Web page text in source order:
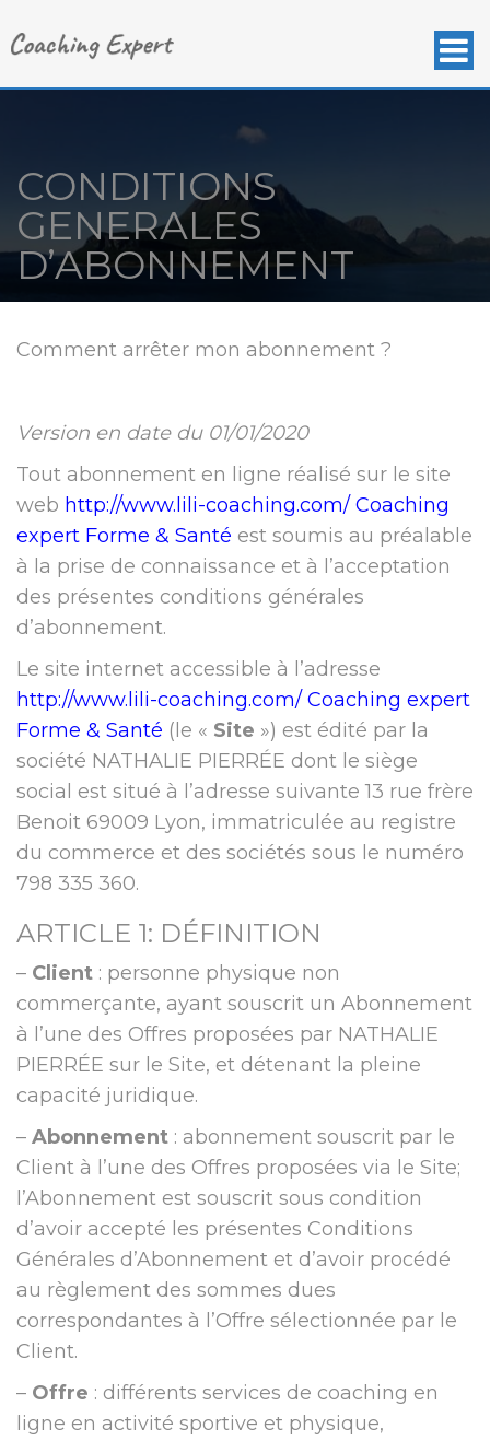
CONDITIONS
GENERALES
D’ABONNEMENT
Comment arrêter mon abonnement ?
Version en date du 01/01/2020
Tout abonnement en ligne réalisé sur le site
web http://www.lili-coaching.com/ Coaching
expert Forme & Santé est soumis au préalable
à la prise de connaissance et à l’acceptation
des présentes conditions générales
d’abonnement.
Le site internet accessible à l’adresse
http://www.lili-coaching.com/ Coaching expert
Forme & Santé (le « Site ») est édité par la
société NATHALIE PIERRÉE dont le siège
social est situé à l’adresse suivante 13 rue frère
Benoit 69009 Lyon, immatriculée au registre
du commerce et des sociétés sous le numéro
798 335 360.
ARTICLE 1: DÉFINITION
– Client : personne physique non
commerçante, ayant souscrit un Abonnement
à l’une des Offres proposées par NATHALIE
PIERRÉE sur le Site, et détenant la pleine
capacité juridique.
– Abonnement : abonnement souscrit par le
Client à l’une des Offres proposées via le Site;
l’Abonnement est souscrit sous condition
d’avoir accepté les présentes Conditions
Générales d’Abonnement et d’avoir procédé
au règlement des sommes dues
correspondantes à l’Offre sélectionnée par le
Client.
– Offre : différents services de coaching en
ligne en activité sportive et physique,